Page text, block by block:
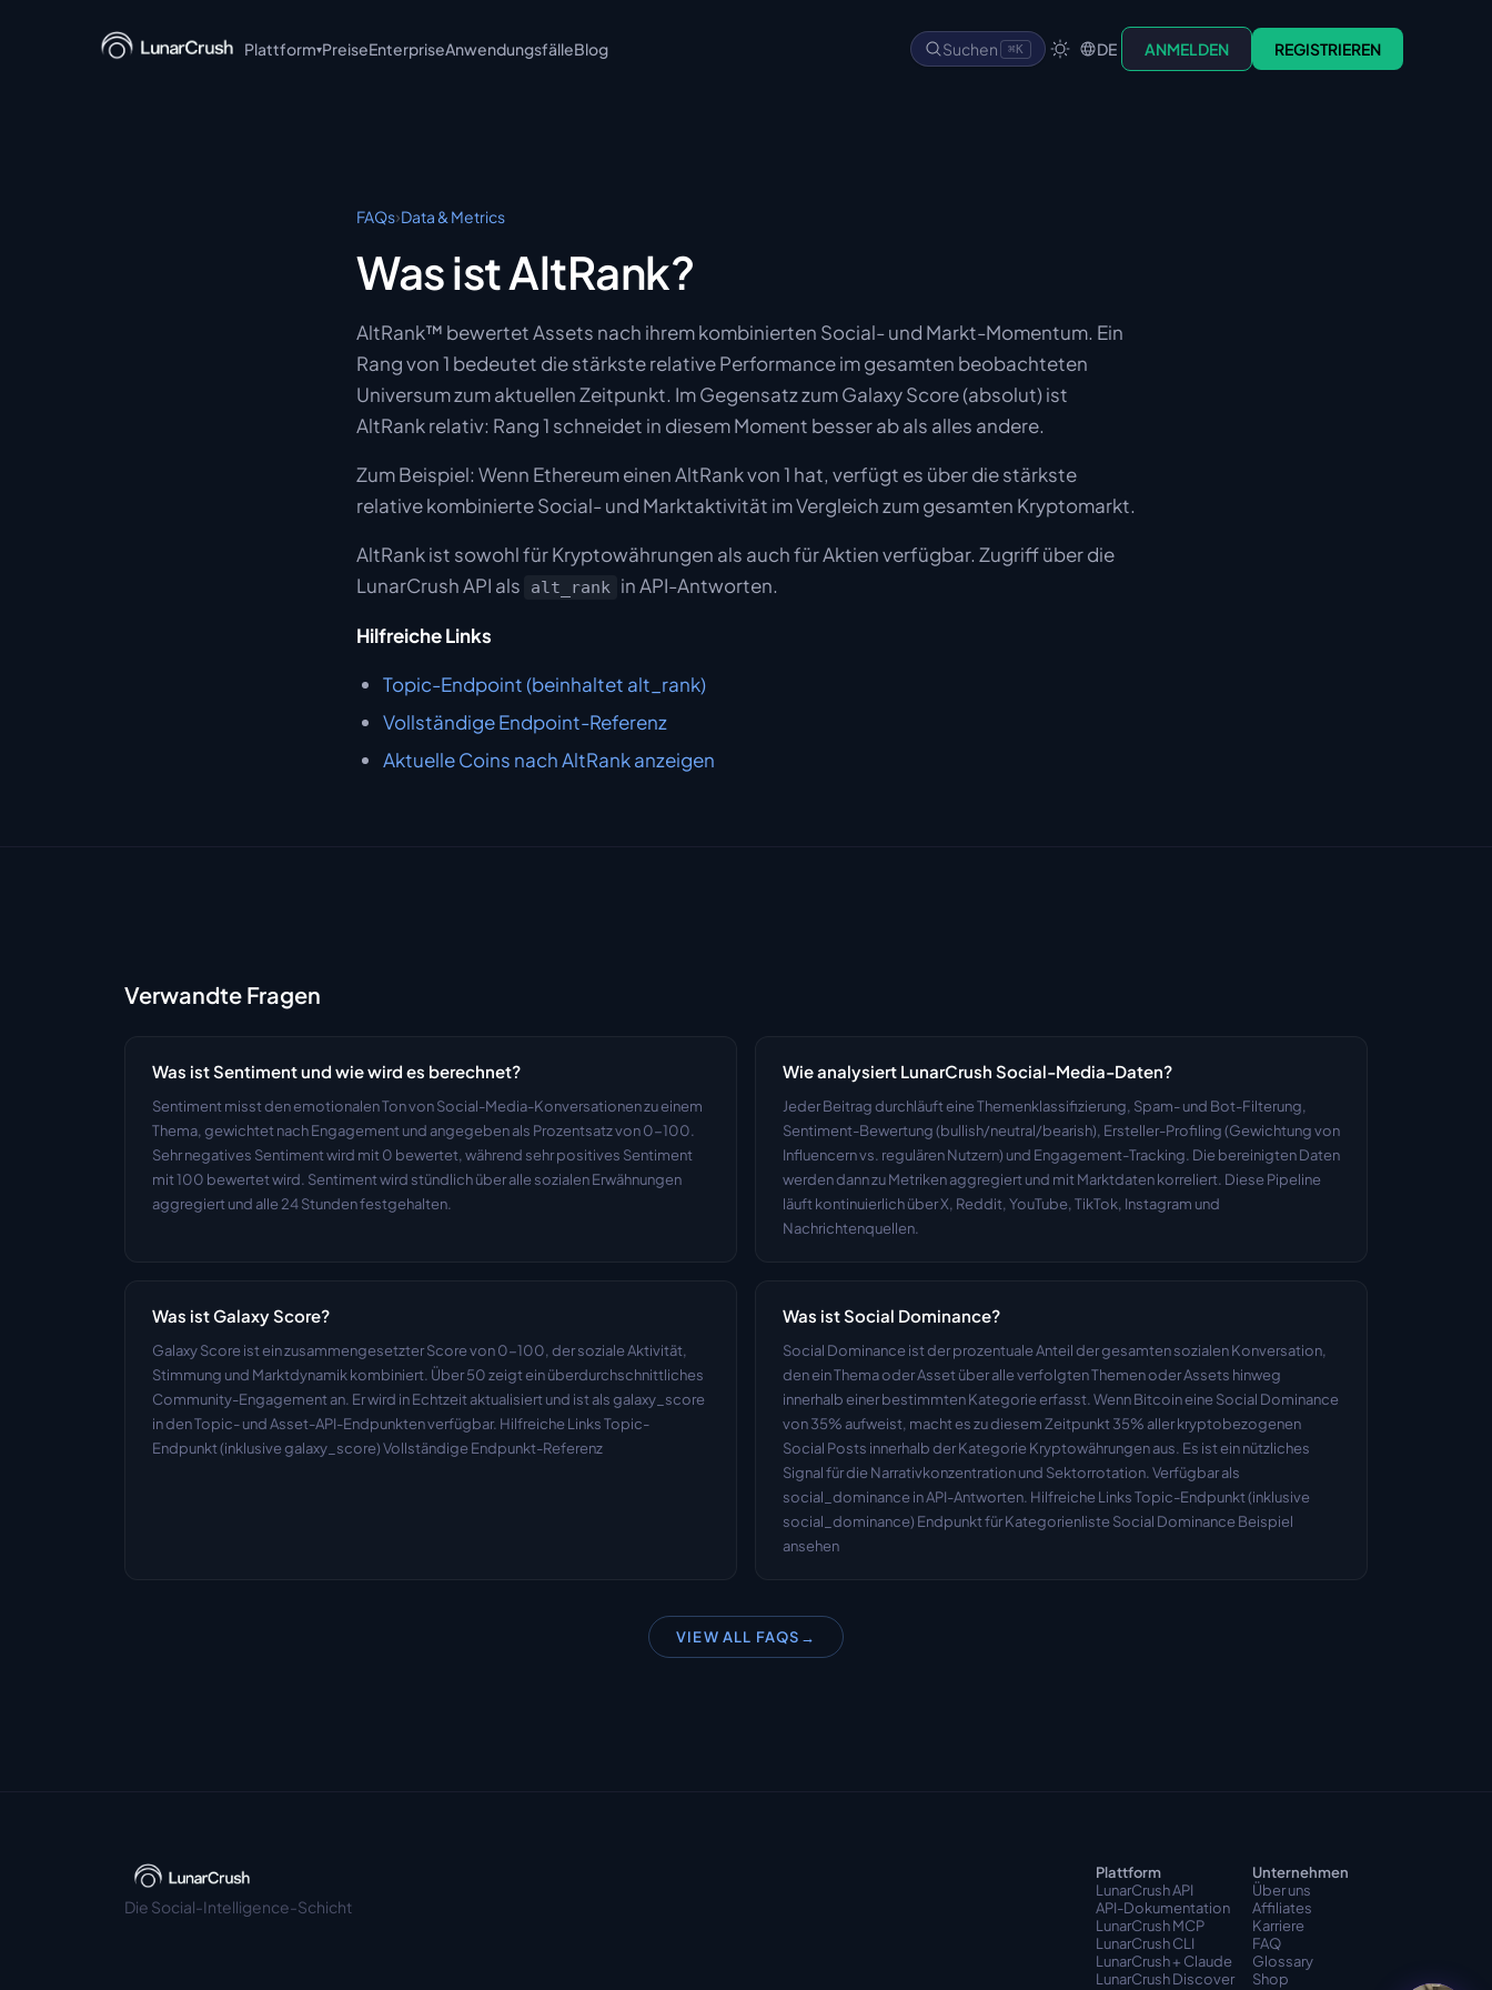
Plattform▾
LunarCrush Discover
LunarCrush Collections
PreiseEnterpriseAnwendungsfälleBlog Suchen ⌘K DE ANMELDEN REGISTRIEREN
FAQs›Data & Metrics
Was ist AltRank?
AltRank™ bewertet Assets nach ihrem kombinierten Social- und Markt-Momentum. Ein
Rang von 1 bedeutet die stärkste relative Performance im gesamten beobachteten
Universum zum aktuellen Zeitpunkt. Im Gegensatz zum Galaxy Score (absolut) ist
AltRank relativ: Rang 1 schneidet in diesem Moment besser ab als alles andere.
Zum Beispiel: Wenn Ethereum einen AltRank von 1 hat, verfügt es über die stärkste
relative kombinierte Social- und Marktaktivität im Vergleich zum gesamten Kryptomarkt.
AltRank ist sowohl für Kryptowährungen als auch für Aktien verfügbar. Zugriff über die
LunarCrush API als
alt_rank in API-Antworten.
Hilfreiche Links
Topic-Endpoint (beinhaltet alt_rank)
Vollständige Endpoint-Referenz
Aktuelle Coins nach AltRank anzeigen
Verwandte Fragen
Was ist Sentiment und wie wird es berechnet?
Sentiment misst den emotionalen Ton von Social-Media-Konversationen zu einem
Thema, gewichtet nach Engagement und angegeben als Prozentsatz von 0-100.
Sehr negatives Sentiment wird mit 0 bewertet, während sehr positives Sentiment
mit 100 bewertet wird. Sentiment wird stündlich über alle sozialen Erwähnungen
aggregiert und alle 24 Stunden festgehalten.
Wie analysiert LunarCrush Social-Media-Daten?
Jeder Beitrag durchläuft eine Themenklassifizierung, Spam- und Bot-Filterung,
Sentiment-Bewertung (bullish/neutral/bearish), Ersteller-Profiling (Gewichtung von
Influencern vs. regulären Nutzern) und Engagement-Tracking. Die bereinigten Daten
werden dann zu Metriken aggregiert und mit Marktdaten korreliert. Diese Pipeline
läuft kontinuierlich über X, Reddit, YouTube, TikTok, Instagram und
Nachrichtenquellen.
Was ist Galaxy Score?
Galaxy Score ist ein zusammengesetzter Score von 0-100, der soziale Aktivität,
Stimmung und Marktdynamik kombiniert. Über 50 zeigt ein überdurchschnittliches
Community-Engagement an. Er wird in Echtzeit aktualisiert und ist als galaxy_score
in den Topic- und Asset-API-Endpunkten verfügbar. Hilfreiche Links Topic-
Endpunkt (inklusive galaxy_score) Vollständige Endpunkt-Referenz
Was ist Social Dominance?
Social Dominance ist der prozentuale Anteil der gesamten sozialen Konversation,
den ein Thema oder Asset über alle verfolgten Themen oder Assets hinweg
innerhalb einer bestimmten Kategorie erfasst. Wenn Bitcoin eine Social Dominance
von 35% aufweist, macht es zu diesem Zeitpunkt 35% aller kryptobezogenen
Social Posts innerhalb der Kategorie Kryptowährungen aus. Es ist ein nützliches
Signal für die Narrativkonzentration und Sektorrotation. Verfügbar als
social_dominance in API-Antworten. Hilfreiche Links Topic-Endpunkt (inklusive
social_dominance) Endpunkt für Kategorienliste Social Dominance Beispiel
ansehen
VIEW ALL FAQS →
Die Social-Intelligence-Schicht
Plattform
LunarCrush API
API-Dokumentation
LunarCrush MCP
LunarCrush CLI
LunarCrush + Claude
LunarCrush Discover
Unternehmen
Über uns
Affiliates
Karriere
FAQ
Glossary
Shop